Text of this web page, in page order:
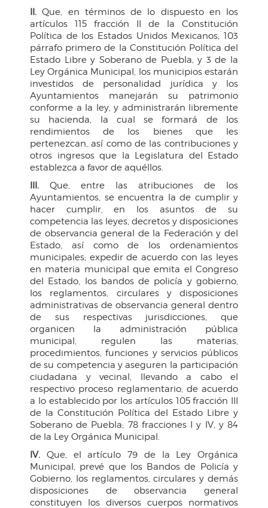
II. Que, en términos de lo dispuesto en los
artículos 115 fracción II de la Constitución
Política de los Estados Unidos Mexicanos, 103
párrafo primero de la Constitución Política del
Estado Libre y Soberano de Puebla, y 3 de la
Ley Orgánica Municipal, los municipios estarán
investidos de personalidad jurídica y los
Ayuntamientos manejarán su patrimonio
conforme a la ley, y administrarán libremente
su hacienda, la cual se formará de los
rendimientos de los bienes que les
pertenezcan, así como de las contribuciones y
otros ingresos que la Legislatura del Estado
establezca a favor de aquéllos.
III. Que, entre las atribuciones de los
Ayuntamientos, se encuentra la de cumplir y
hacer cumplir, en los asuntos de su
competencia las leyes, decretos y disposiciones
de observancia general de la Federación y del
Estado, así como de los ordenamientos
municipales; expedir de acuerdo con las leyes
en materia municipal que emita el Congreso
del Estado, los bandos de policía y gobierno,
los reglamentos, circulares y disposiciones
administrativas de observancia general dentro
de sus respectivas jurisdicciones, que
organicen la administración pública
municipal, regulen las materias,
procedimientos, funciones y servicios públicos
de su competencia y aseguren la participación
ciudadana y vecinal, llevando a cabo el
respectivo proceso reglamentario, de acuerdo
a lo establecido por los artículos 105 fracción III
de la Constitución Política del Estado Libre y
Soberano de Puebla; 78 fracciones I y IV, y 84
de la Ley Orgánica Municipal.
IV. Que, el artículo 79 de la Ley Orgánica
Municipal, prevé que los Bandos de Policía y
Gobierno, los reglamentos, circulares y demás
disposiciones de observancia general
constituyen los diversos cuerpos normativos